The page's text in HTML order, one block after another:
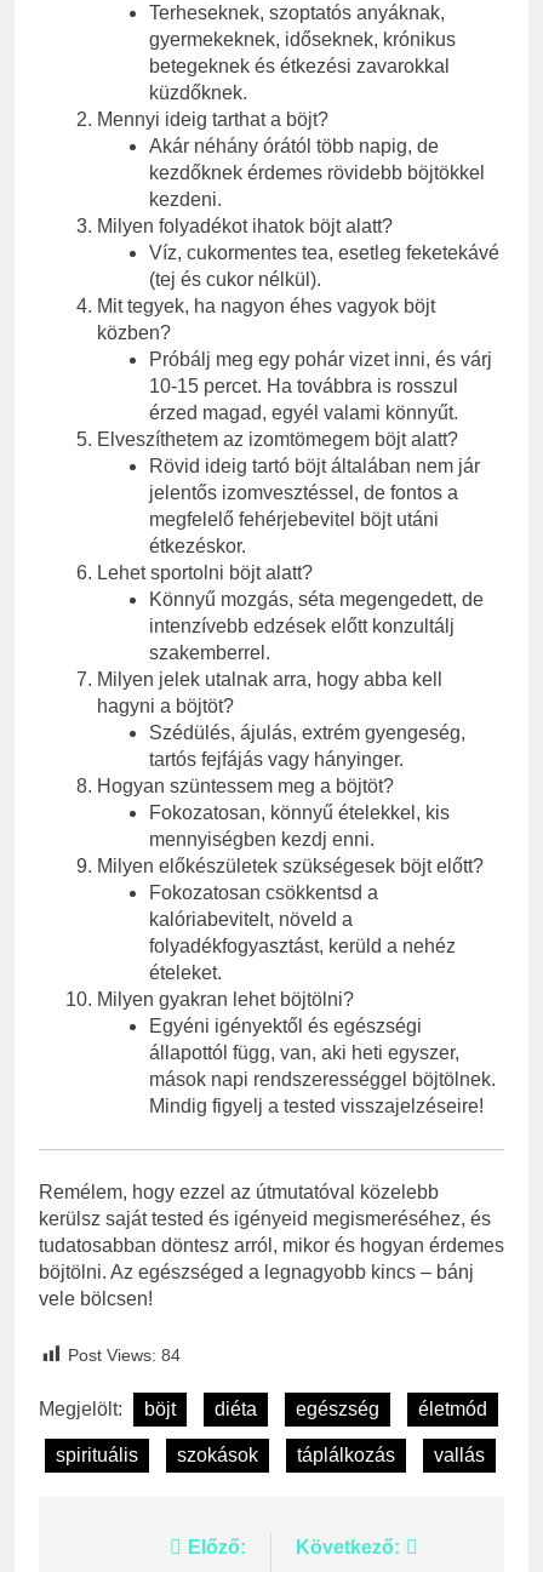
Terheseknek, szoptatós anyáknak,
gyermekeknek, időseknek, krónikus
betegeknek és étkezési zavarokkal
küzdőknek.
Mennyi ideig tarthat a böjt?
Akár néhány órától több napig, de
kezdőknek érdemes rövidebb böjtökkel
kezdeni.
Milyen folyadékot ihatok böjt alatt?
Víz, cukormentes tea, esetleg feketekávé
(tej és cukor nélkül).
Mit tegyek, ha nagyon éhes vagyok böjt
közben?
Próbálj meg egy pohár vizet inni, és várj
10-15 percet. Ha továbbra is rosszul
érzed magad, egyél valami könnyűt.
Elveszíthetem az izomtömegem böjt alatt?
Rövid ideig tartó böjt általában nem jár
jelentős izomvesztéssel, de fontos a
megfelelő fehérjebevitel böjt utáni
étkezéskor.
Lehet sportolni böjt alatt?
Könnyű mozgás, séta megengedett, de
intenzívebb edzések előtt konzultálj
szakemberrel.
Milyen jelek utalnak arra, hogy abba kell
hagyni a böjtöt?
Szédülés, ájulás, extrém gyengeség,
tartós fejfájás vagy hányinger.
Hogyan szüntessem meg a böjtöt?
Fokozatosan, könnyű ételekkel, kis
mennyiségben kezdj enni.
Milyen előkészületek szükségesek böjt előtt?
Fokozatosan csökkentsd a
kalóriabevitelt, növeld a
folyadékfogyasztást, kerüld a nehéz
ételeket.
Milyen gyakran lehet böjtölni?
Egyéni igényektől és egészségi
állapottól függ, van, aki heti egyszer,
mások napi rendszerességgel böjtölnek.
Mindig figyelj a tested visszajelzéseire!
Remélem, hogy ezzel az útmutatóval közelebb
kerülsz saját tested és igényeid megismeréséhez, és
tudatosabban döntesz arról, mikor és hogyan érdemes
böjtölni. Az egészséged a legnagyobb kincs – bánj
vele bölcsen!
Post Views: 84
Megjelölt: böjt diéta egészség életmód
spirituális szokások táplálkozás vallás
BejegyzésElőző: Következő: